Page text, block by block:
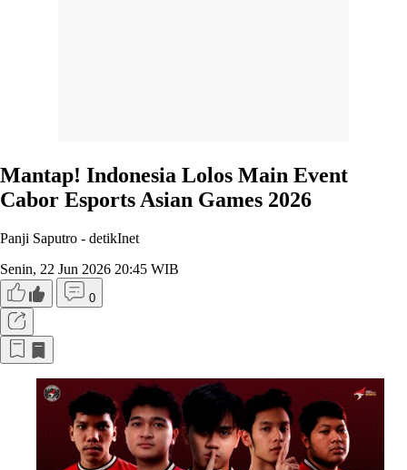
Mantap! Indonesia Lolos Main Event
Cabor Esports Asian Games 2026
Panji Saputro - detikInet
Senin, 22 Jun 2026 20:45 WIB
0